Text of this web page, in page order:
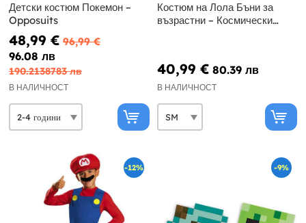
Детски костюм Покемон –
Opposuits
48,99 € 96,99 €
96.08 лв
190.2138783 лв
В НАЛИЧНОСТ
Костюм на Лола Бъни за
възрастни – Космически
40,99 € 80.39 лв
В НАЛИЧНОСТ
-12% -9%